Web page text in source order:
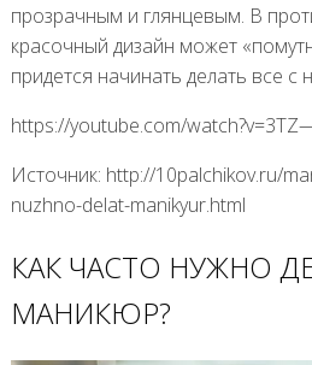
прозрачным и глянцевым. В
красочный дизайн может
придется начинать делать все с
https://youtube.com/
Источник: http://10palchikov.ru/
nuzhno-delat-manikyur.html
КАК ЧАСТО НУЖНО
МАНИКЮР?